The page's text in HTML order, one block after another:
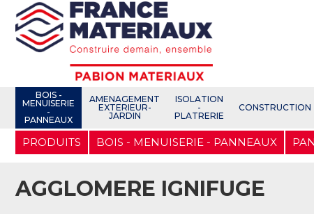
Aller
contenu
BOIS -
MENUISERIE
-
PANNEAUX
AMENAGEMENT
EXTERIEUR-
JARDIN
ISOLATION
-
PLATRERIE
CONSTRUCTION
PRODUITS BOIS - MENUISERIE - PANNEAUX
AGGLOMERE IGNIFUGE